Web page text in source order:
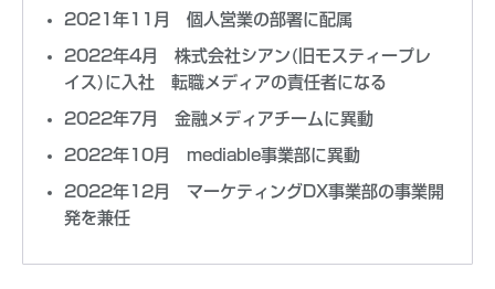
2021年11月 個人営業の部署に配属
2022年4月 株式会社シアン(旧モスティープレ
イス)に入社 転職メディアの責任者になる
2022年7月 金融メディアチームに異動
2022年10月 mediable事業部に異動
2022年12月 マーケティングDX事業部の事業開
発を兼任